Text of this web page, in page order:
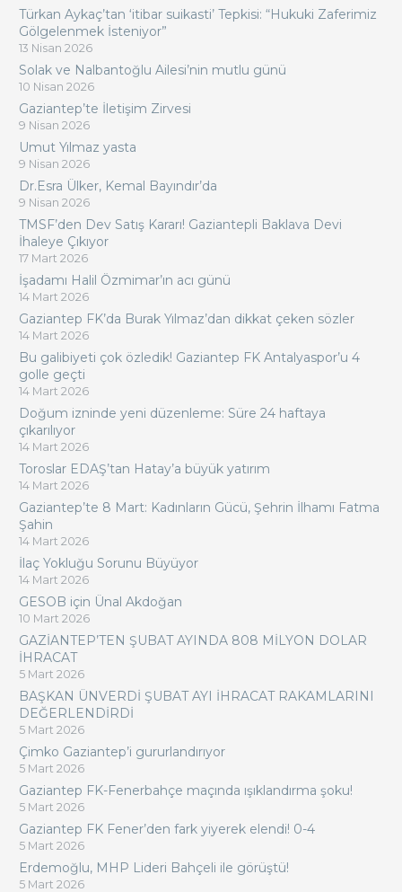
Türkan Aykaç’tan ‘itibar suikasti’ Tepkisi: “Hukuki Zaferimiz
Gölgelenmek İsteniyor”
13 Nisan 2026
Solak ve Nalbantoğlu Ailesi’nin mutlu günü
10 Nisan 2026
Gaziantep’te İletişim Zirvesi
9 Nisan 2026
Umut Yılmaz yasta
9 Nisan 2026
Dr.Esra Ülker, Kemal Bayındır’da
9 Nisan 2026
TMSF’den Dev Satış Kararı! Gaziantepli Baklava Devi
İhaleye Çıkıyor
17 Mart 2026
İşadamı Halil Özmimar’ın acı günü
14 Mart 2026
Gaziantep FK’da Burak Yılmaz’dan dikkat çeken sözler
14 Mart 2026
Bu galibiyeti çok özledik! Gaziantep FK Antalyaspor’u 4
golle geçti
14 Mart 2026
Doğum izninde yeni düzenleme: Süre 24 haftaya
çıkarılıyor
14 Mart 2026
Toroslar EDAŞ’tan Hatay’a büyük yatırım
14 Mart 2026
Gaziantep’te 8 Mart: Kadınların Gücü, Şehrin İlhamı Fatma
Şahin
14 Mart 2026
İlaç Yokluğu Sorunu Büyüyor
14 Mart 2026
GESOB için Ünal Akdoğan
10 Mart 2026
GAZİANTEP’TEN ŞUBAT AYINDA 808 MİLYON DOLAR
İHRACAT
5 Mart 2026
BAŞKAN ÜNVERDİ ŞUBAT AYI İHRACAT RAKAMLARINI
DEĞERLENDİRDİ
5 Mart 2026
Çimko Gaziantep’i gururlandırıyor
5 Mart 2026
Gaziantep FK-Fenerbahçe maçında ışıklandırma şoku!
5 Mart 2026
Gaziantep FK Fener’den fark yiyerek elendi! 0-4
5 Mart 2026
Erdemoğlu, MHP Lideri Bahçeli ile görüştü!
5 Mart 2026